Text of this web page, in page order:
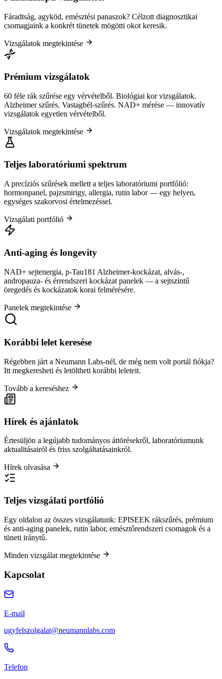
Fáradtság, agyköd, emésztési panaszok? Célzott diagnosztikai
csomagjaink a konkrét tünetek mögötti okot keresik.
Vizsgálatok megtekintése
Prémium vizsgálatok
60 féle rák szűrése egy vérvételből. Biológiai kor vizsgálatok.
Alzheimer szűrés. Vastagbél-szűrés. NAD+ mérése — innovatív
vizsgálatok egyetlen vérvételből.
Vizsgálatok megtekintése
Teljes laboratóriumi spektrum
A precíziós szűrések mellett a teljes laboratóriumi portfólió:
hormonpanel, pajzsmirigy, allergia, rutin labor — egy helyen,
egységes szakorvosi értelmezéssel.
Vizsgálati portfólió
Anti-aging és longevity
NAD+ sejtenergia, p-Tau181 Alzheimer-kockázat, alvás-,
andropauza- és érrendszeri kockázat panelek — a sejtszintű
öregedés és kockázatok korai felmérésére.
Panelek megtekintése
Korábbi lelet keresése
Régebben járt a Neumann Labs-nél, de még nem volt portál fiókja?
Itt megkeresheti és letöltheti korábbi leleteit.
Tovább a kereséshez
Hírek és ajánlatok
Értesüljön a legújabb tudományos áttörésekről, laboratóriumunk
aktualitásairól és friss szolgáltatásainkról.
Hírek olvasása
Teljes vizsgálati portfólió
Egy oldalon az összes vizsgálatunk: EPISEEK rákszűrés, prémium
és anti-aging panelek, rutin labor, emésztőrendszeri csomagok és a
tüneti iránytű.
Minden vizsgálat megtekintése
Kapcsolat
E-mail
ugyfelszolgalat@neumannlabs.com
Telefon